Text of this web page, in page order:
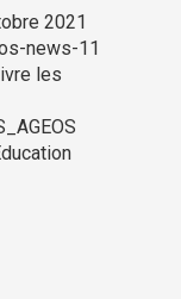
2021
news-11
les